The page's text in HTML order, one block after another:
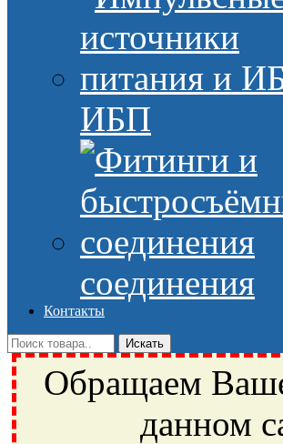
ИБП
соединения
Контакты
Обращаем
данном